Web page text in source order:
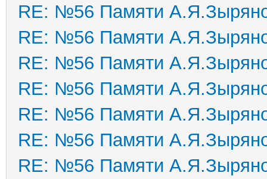
RE: №56 Памяти
RE: №56 Памяти
RE: №56 Памяти
RE: №56 Памяти
RE: №56 Памяти
RE: №56 Памяти
RE: №56 Памяти